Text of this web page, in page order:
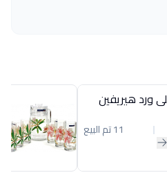
11 تم البيع